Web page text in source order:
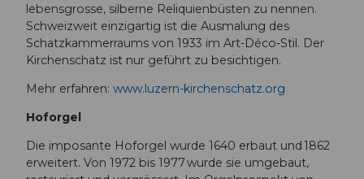
lebensgrosse, silberne Reliquienbüsten zu nennen.
Schweizweit einzigartig ist die Ausmalung des
Schatzkammerraums von 1933 im Art-Déco-Stil. Der
Kirchenschatz ist nur geführt zu besichtigen.
Mehr erfahren: www.luzern-kirchenschatz.org
Hoforgel
Die imposante Hoforgel wurde 1640 erbaut und 1862
erweitert. Von 1972 bis 1977 wurde sie umgebaut,